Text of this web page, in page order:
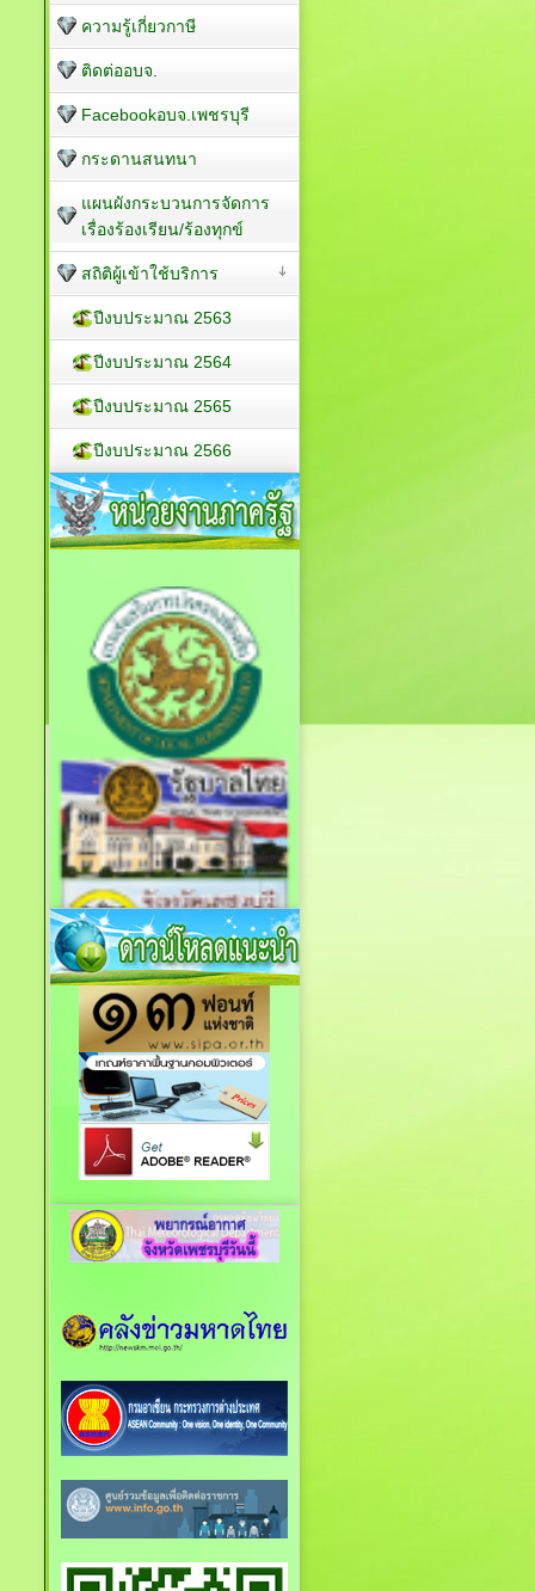
ความรู้เกี่ยวกาษี
ติดต่ออบจ.
Facebookอบจ.เพชรบุรี
กระดานสนทนา
แผนผังกระบวนการจัดการ
เรื่องร้องเรียน/ร้องทุกข์
สถิติผู้เข้าใช้บริการ
ปีงบประมาณ 2563
ปีงบประมาณ 2564
ปีงบประมาณ 2565
ปีงบประมาณ 2566